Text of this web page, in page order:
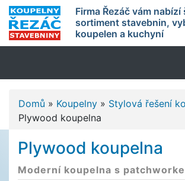
Firma Řezáč vám nabízí
sortiment stavebnin,
koupelen a kuchyní
Domů » Koupelny » Stylová řešení
Plywood koupelna
Plywood koupelna
Moderní koupelna s